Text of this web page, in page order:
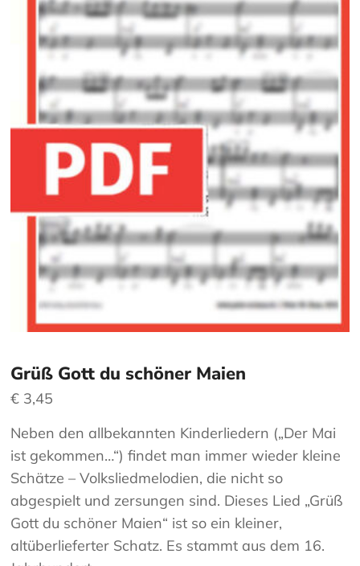
Grüß Gott du schöner Maien
€ 3,45
Neben den allbekannten Kinderliedern („Der Mai
ist gekommen…“) findet man immer wieder kleine
Schätze – Volksliedmelodien, die nicht so
abgespielt und zersungen sind. Dieses Lied „Grüß
Gott du schöner Maien“ ist so ein kleiner,
altüberlieferter Schatz. Es stammt aus dem 16.